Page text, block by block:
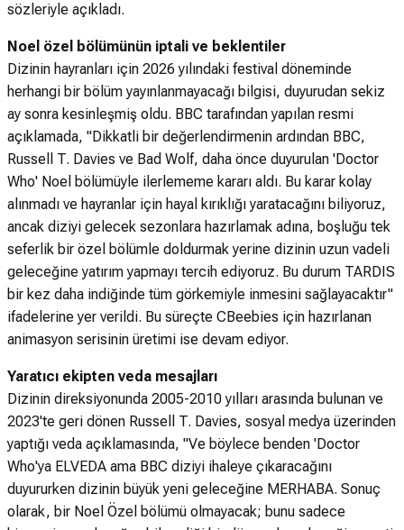
sözleriyle açıkladı.
Noel özel bölümünün iptali ve beklentiler
Dizinin hayranları için 2026 yılındaki festival döneminde
herhangi bir bölüm yayınlanmayacağı bilgisi, duyurudan sekiz
ay sonra kesinleşmiş oldu. BBC tarafından yapılan resmi
açıklamada, "Dikkatli bir değerlendirmenin ardından BBC,
Russell T. Davies ve Bad Wolf, daha önce duyurulan 'Doctor
Who' Noel bölümüyle ilerlememe kararı aldı. Bu karar kolay
alınmadı ve hayranlar için hayal kırıklığı yaratacağını biliyoruz,
ancak diziyi gelecek sezonlara hazırlamak adına, boşluğu tek
seferlik bir özel bölümle doldurmak yerine dizinin uzun vadeli
geleceğine yatırım yapmayı tercih ediyoruz. Bu durum TARDIS
bir kez daha indiğinde tüm görkemiyle inmesini sağlayacaktır"
ifadelerine yer verildi. Bu süreçte CBeebies için hazırlanan
animasyon serisinin üretimi ise devam ediyor.
Yaratıcı ekipten veda mesajları
Dizinin direksiyonunda 2005-2010 yılları arasında bulunan ve
2023'te geri dönen Russell T. Davies, sosyal medya üzerinden
yaptığı veda açıklamasında, "Ve böylece benden 'Doctor
Who'ya ELVEDA ama BBC diziyi ihaleye çıkaracağını
duyururken dizinin büyük yeni geleceğine MERHABA. Sonuç
olarak, bir Noel Özel bölümü olmayacak; bunu sadece